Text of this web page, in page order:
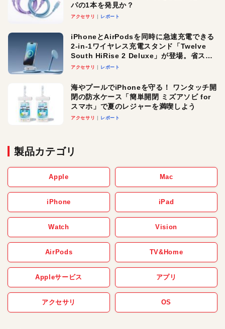
パの1本を発見か？
アクセサリ レポート
iPhoneとAirPodsを同時に急速充電できる
2-in-1ワイヤレス充電スタンド「Twelve
South HiRise 2 Deluxe」が登場。省スペ
ースでおしゃれに充電したい人にオスス
アクセサリ レポート
海やプールでiPhoneを守る！ ワンタッチ開
閉の防水ケース「簡単開閉 ミズアソビ for
スマホ」で夏のレジャーを満喫しよう
アクセサリ レポート
製品カテゴリ
Apple Mac
iPhone iPad
Watch Vision
AirPods TV&Home
Appleサービス アプリ
アクセサリ OS